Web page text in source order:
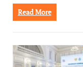
Read More